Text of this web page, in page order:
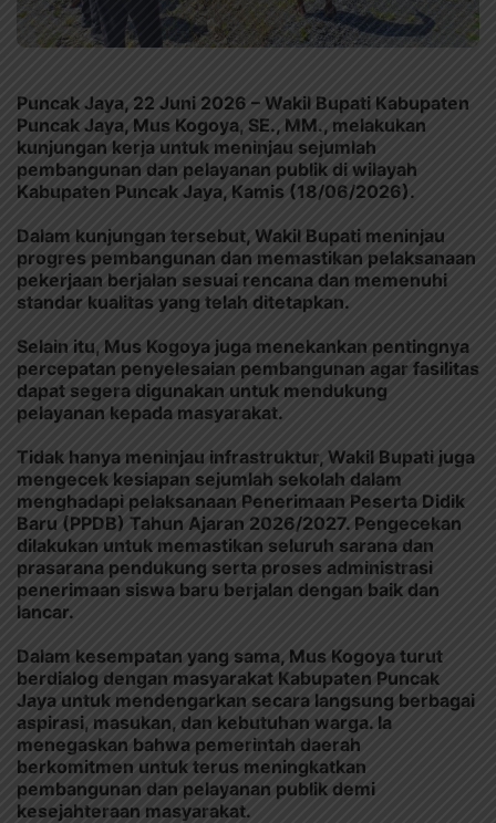
Puncak Jaya, 22 Juni 2026 – Wakil Bupati Kabupaten
Puncak Jaya, Mus Kogoya, SE., MM., melakukan
kunjungan kerja untuk meninjau sejumlah
pembangunan dan pelayanan publik di wilayah
Kabupaten Puncak Jaya, Kamis (18/06/2026).
Dalam kunjungan tersebut, Wakil Bupati meninjau
progres pembangunan dan memastikan pelaksanaan
pekerjaan berjalan sesuai rencana dan memenuhi
standar kualitas yang telah ditetapkan.
Selain itu, Mus Kogoya juga menekankan pentingnya
percepatan penyelesaian pembangunan agar fasilitas
dapat segera digunakan untuk mendukung
pelayanan kepada masyarakat.
Tidak hanya meninjau infrastruktur, Wakil Bupati juga
mengecek kesiapan sejumlah sekolah dalam
menghadapi pelaksanaan Penerimaan Peserta Didik
Baru (PPDB) Tahun Ajaran 2026/2027. Pengecekan
dilakukan untuk memastikan seluruh sarana dan
prasarana pendukung serta proses administrasi
penerimaan siswa baru berjalan dengan baik dan
lancar.
Dalam kesempatan yang sama, Mus Kogoya turut
berdialog dengan masyarakat Kabupaten Puncak
Jaya untuk mendengarkan secara langsung berbagai
aspirasi, masukan, dan kebutuhan warga. Ia
menegaskan bahwa pemerintah daerah
berkomitmen untuk terus meningkatkan
pembangunan dan pelayanan publik demi
kesejahteraan masyarakat.